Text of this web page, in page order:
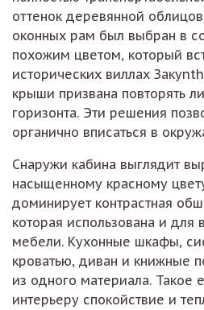
оттенок деревянной
оконных рам был выбран в
похожим цветом, который
исторических виллах
крыши призвана повторять
горизонта. Эти решения
органично вписаться в
Снаружи кабина выглядит
насыщенному красному
доминирует контрастная
которая использована и для
мебели. Кухонные шкафы,
кроватью, диван и книжные
из одного материала. Такое
интерьеру спокойствие и